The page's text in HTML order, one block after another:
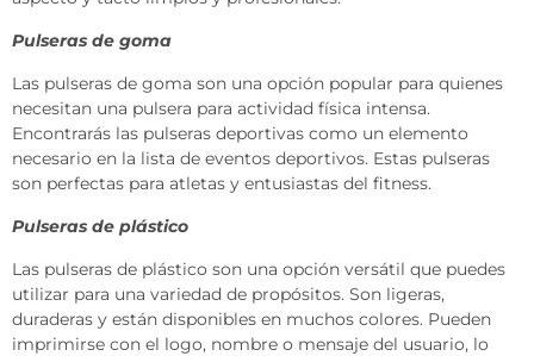
Pulseras de goma
Las pulseras de goma son una opción popular para quienes
necesitan una pulsera para actividad física intensa.
Encontrarás las pulseras deportivas como un elemento
necesario en la lista de eventos deportivos. Estas pulseras
son perfectas para atletas y entusiastas del fitness.
Pulseras de plástico
Las pulseras de plástico son una opción versátil que puedes
utilizar para una variedad de propósitos. Son ligeras,
duraderas y están disponibles en muchos colores. Pueden
imprimirse con el logo, nombre o mensaje del usuario, lo